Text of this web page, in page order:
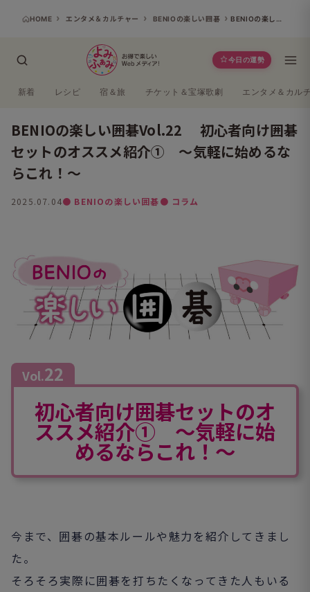
HOME エンタメ＆カルチャー BENIOの楽しい囲碁 BENIOの楽しい囲碁Vol.22 初心者向け囲碁セットのオススメ紹介① ～気軽に始めるならこれ！～
今日の運勢
新着 レシピ 宿＆旅 チケット＆宝塚歌劇 エンタメ＆カル
BENIOの楽しい囲碁Vol.22 初心者向け囲碁
セットのオススメ紹介① ～気軽に始めるな
らこれ！～
2025.07.04● BENIOの楽しい囲碁● コラム
Vol.22
初心者向け囲碁セットのオ
ススメ紹介① ～気軽に始
めるならこれ！～
今まで、囲碁の基本ルールや魅力を紹介してきまし
た。
そろそろ実際に囲碁を打ちたくなってきた人もいる